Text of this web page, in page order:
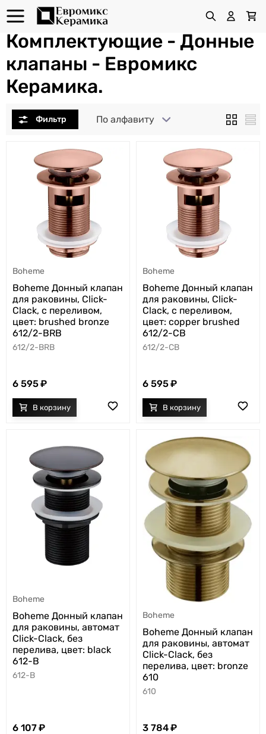
Комплектующие - Донные
клапаны - Евромикс
Керамика.
По алфавиту
Boheme
Boheme Донный клапан
для раковины, Click-
Clack, с переливом,
цвет: brushed bronze
612/2-BRB
612/2-BRB
6 595
Boheme
Boheme Донный клапан
для раковины, Click-
Clack, с переливом,
цвет: copper brushed
612/2-CB
612/2-CB
6 595
Boheme
Boheme Донный клапан
для раковины, автомат
Click-Clack, без
перелива, цвет: black
612-B
612-B
6 107
Boheme
Boheme Донный клапан
для раковины, автомат
Click-Clack, без
перелива, цвет: bronze
610
610
3 784